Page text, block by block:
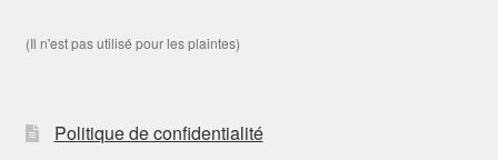
(Il n'est pas utilisé pour les plaintes)
Politique de confidentialité